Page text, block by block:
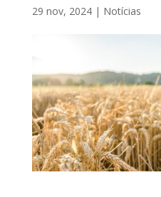
29 nov, 2024| Notícias